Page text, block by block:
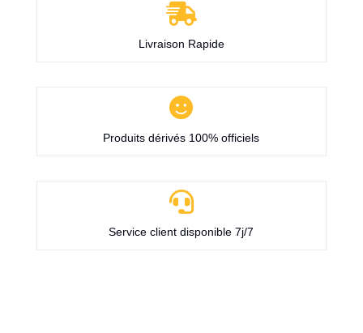

Livraison Rapide

Produits dérivés 100% officiels

Service client disponible 7j/7